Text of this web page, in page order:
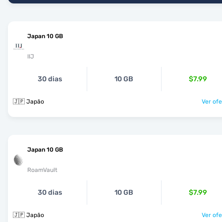
Japan 10 GB
IIJ
30 dias 10 GB $7.99
🇯🇵 Japão Ver
Japan 10 GB
RoamVault
30 dias 10 GB $7.99
🇯🇵 Japão Ver